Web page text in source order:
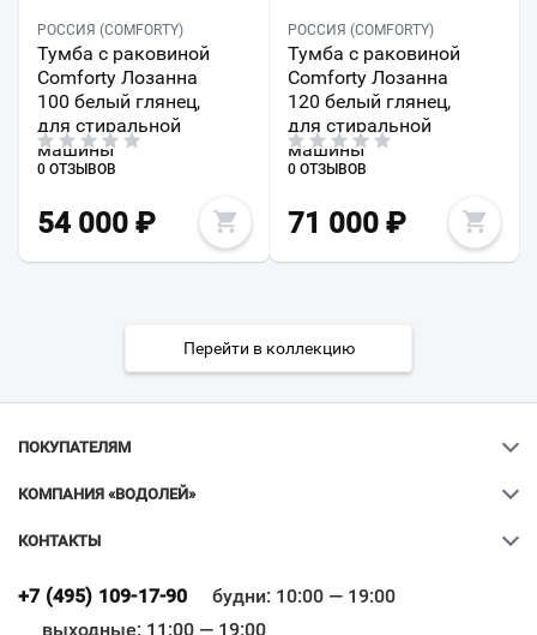
РОССИЯ (COMFORTY)
Тумба с раковиной
Comforty Лозанна
100 белый глянец,
для стиральной
машины
0 ОТЗЫВОВ
54 000 ₽
РОССИЯ (COMFORTY)
Тумба с раковиной
Comforty Лозанна
120 белый глянец,
для стиральной
машины
0 ОТЗЫВОВ
71 000₽
Перейти в коллекцию
ПОКУПАТЕЛЯМ
КОМПАНИЯ «ВОДОЛЕЙ»
КОНТАКТЫ
+7 (495) 109-17-90
будни: 10:00 — 19:00
выходные: 11:00 — 19:00